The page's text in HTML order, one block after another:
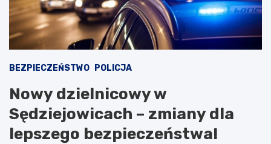
BEZPIECZEŃSTWO POLICJA
Nowy dzielnicowy w
Sędziejowicach – zmiany dla
lepszego bezpieczeństwa!